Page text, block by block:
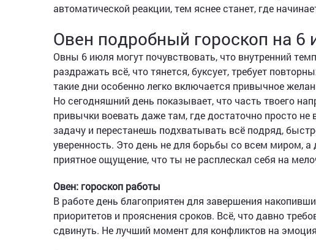
автоматической реакции, тем яснее станет, где
Овен подробный гороскоп на 6
Овны 6 июля могут почувствовать, что внутренний
раздражать всё, что тянется, буксует, требует
такие дни особенно легко включается привычное
Но сегодняшний день показывает, что часть твоего
привычки воевать даже там, где достаточно просто
задачу и перестанешь подхватывать всё подряд,
уверенность. Это день не для борьбы со всем миром,
приятное ощущение, что ты не расплескал себя на
Овен: гороскоп работы
В работе день благоприятен для завершения
приоритетов и прояснения сроков. Всё, что давно
сдвинуть. Не лучший момент для конфликтов на